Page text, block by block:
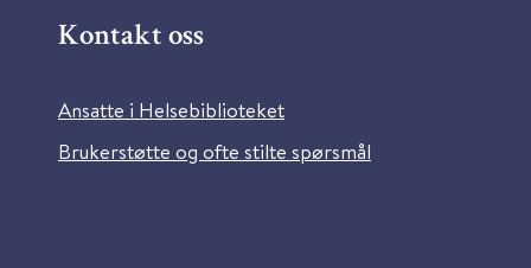
Kontakt oss
Ansatte i Helsebiblioteket
Brukerstøtte og ofte stilte spørsmål